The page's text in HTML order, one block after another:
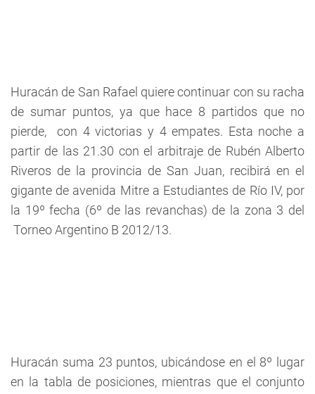
Huracán de San Rafael quiere continuar con su racha
de sumar puntos, ya que hace 8 partidos que no
pierde, con 4 victorias y 4 empates. Esta noche a
partir de las 21.30 con el arbitraje de Rubén Alberto
Riveros de la provincia de San Juan, recibirá en el
gigante de avenida Mitre a Estudiantes de Río IV, por
la 19º fecha (6º de las revanchas) de la zona 3 del
Torneo Argentino B 2012/13.
Huracán suma 23 puntos, ubicándose en el 8º lugar
en la tabla de posiciones, mientras que el conjunto